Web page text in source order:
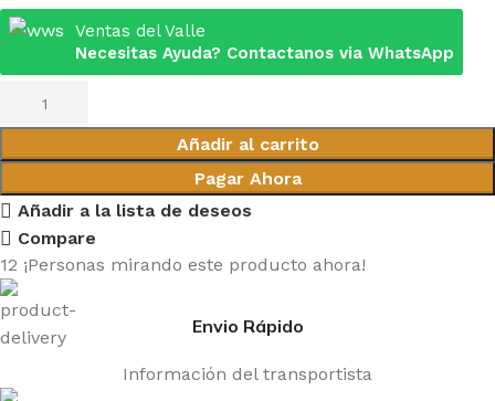
Ventas del Valle
Necesitas Ayuda? Contactanos via WhatsApp
Añadir al carrito
Pagar Ahora
Añadir a la lista de deseos
Compare
12 ¡Personas mirando este producto ahora!
Envio Rápido
Información del transportista